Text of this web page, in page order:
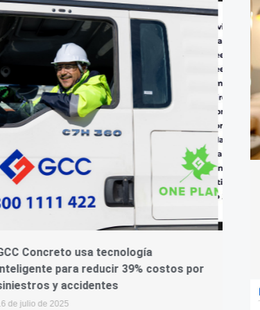
Wenalyze lanza una solución
innovadora para optimizar las
búsquedas catastrales en el sector
asegurador